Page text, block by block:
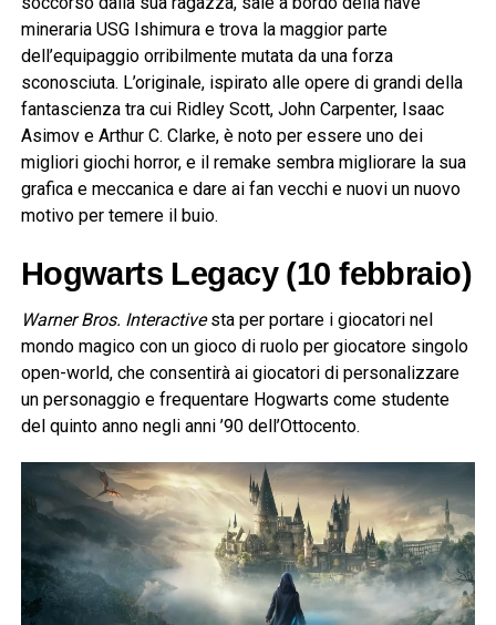
mineraria USG Ishimura e trova la maggior parte
dell’equipaggio orribilmente mutata da una forza
sconosciuta. L’originale, ispirato alle opere di grandi della
fantascienza tra cui Ridley Scott, John Carpenter, Isaac
Asimov e Arthur C. Clarke, è noto per essere uno dei
migliori giochi horror, e il remake sembra migliorare la sua
grafica e meccanica e dare ai fan vecchi e nuovi un nuovo
motivo per temere il buio.
Hogwarts Legacy (10 febbraio)
Warner Bros. Interactivesta per portare i giocatori nel
mondo magico con un gioco di ruolo per giocatore singolo
open-world, che consentirà ai giocatori di personalizzare
un personaggio e frequentare Hogwarts come studente
del quinto anno negli anni ’90 dell’Ottocento.